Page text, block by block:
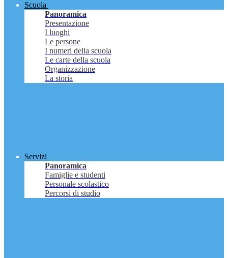
Scuola
Panoramica
Presentazione
I luoghi
Le persone
I numeri della scuola
Le carte della scuola
Organizzazione
La storia
Servizi
Panoramica
Famiglie e studenti
Personale scolastico
Percorsi di studio